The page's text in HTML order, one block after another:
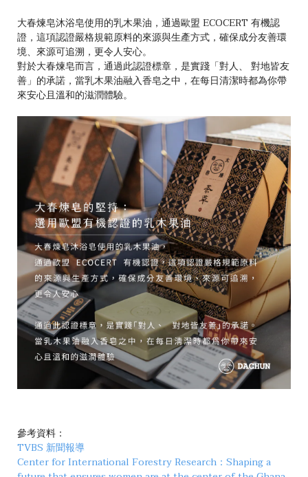
大春煉皂沐浴皂使用的乳木果油，通過歐盟 ECOCERT 有機認
證，這項認證嚴格規範原料的來源與生產方式，確保成分友善環
境、來源可追溯，更令人安心。
對於大春煉皂而言，通過此認證標章，是實踐「對人、 對地皆友
善」的承諾，當乳木果油融入香皂之中，在每日清潔時都為你帶
來安心且溫和的滋潤體驗。
參考資料：
TVBS 新聞報導
Center for International Forestry Research：Shaping a